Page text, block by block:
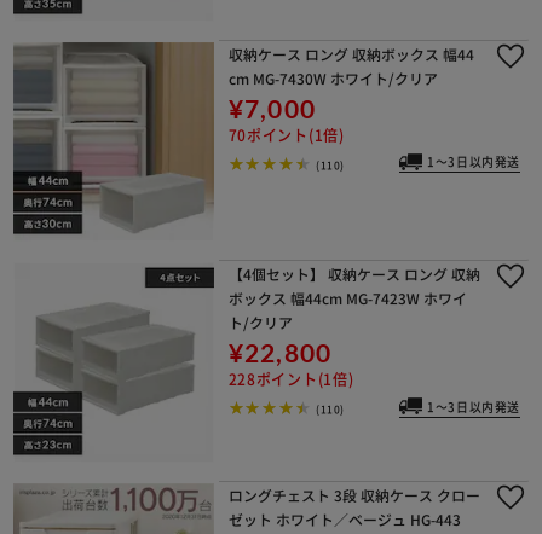
収納ケース ロング 収納ボックス 幅44
cm MG-7430W ホワイト/クリア
¥7,000
70ポイント(1倍)
(110) 1～3日以内発送
【4個セット】 収納ケース ロング 収納
ボックス 幅44cm MG-7423W ホワイ
ト/クリア
¥22,800
228ポイント(1倍)
(110) 1～3日以内発送
ロングチェスト 3段 収納ケース クロー
ゼット ホワイト／ベージュ HG-443